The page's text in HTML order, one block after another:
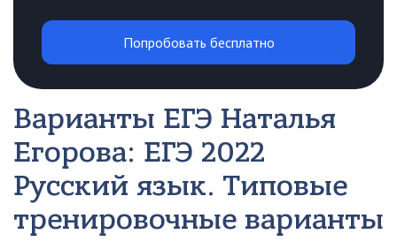
Попробовать бесплатно
Варианты ЕГЭ Наталья
Егорова: ЕГЭ 2022
Русский язык. Типовые
тренировочные варианты